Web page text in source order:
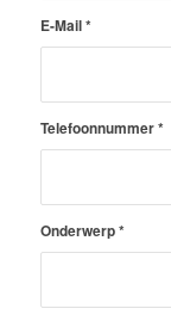
E-Mail*
Telefoonnummer*
Onderwerp*